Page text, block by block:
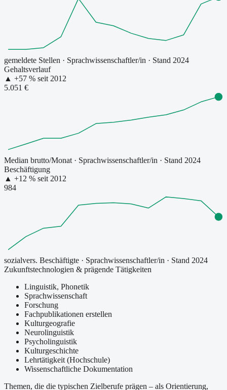
gemeldete Stellen · Sprachwissenschaftler/in · Stand 2024
Gehaltsverlauf
▲ +57 % seit 2012
5.051 €
Median brutto/Monat · Sprachwissenschaftler/in · Stand 2024
Beschäftigung
▲ +12 % seit 2012
984
sozialvers. Beschäftigte · Sprachwissenschaftler/in · Stand 2024
Zukunftstechnologien & prägende Tätigkeiten
Linguistik, Phonetik
Sprachwissenschaft
Forschung
Fachpublikationen erstellen
Kulturgeografie
Neurolinguistik
Psycholinguistik
Kulturgeschichte
Lehrtätigkeit (Hochschule)
Wissenschaftliche Dokumentation
Themen, die die typischen Zielberufe prägen – als Orientierung,